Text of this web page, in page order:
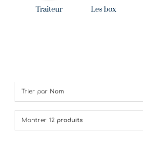
Traiteur Les box
Trier par Nom
Montrer 12 produits